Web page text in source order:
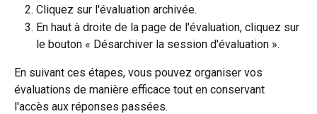
Cliquez sur l'évaluation archivée.
En haut à droite de la page de l'évaluation, cliquez sur
le bouton « Désarchiver la session d'évaluation ».
En suivant ces étapes, vous pouvez organiser vos
évaluations de manière efficace tout en conservant
l'accès aux réponses passées.